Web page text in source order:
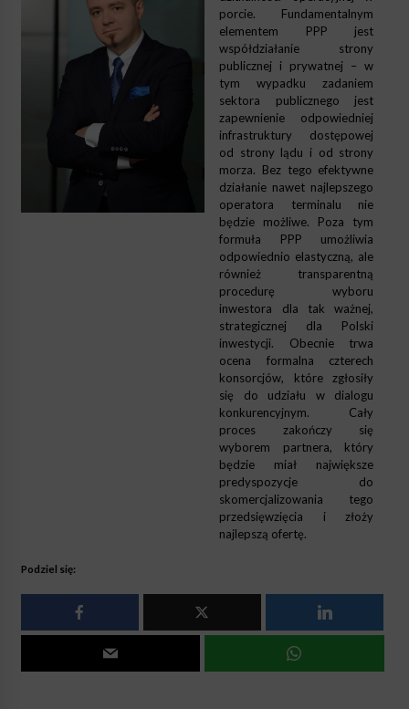
porcie. Fundamentalnym
elementem PPP jest
współdziałanie strony
publicznej i prywatnej – w
tym wypadku zadaniem
sektora publicznego jest
zapewnienie odpowiedniej
infrastruktury dostępowej
od strony lądu i od strony
morza. Bez tego efektywne
działanie nawet najlepszego
operatora terminalu nie
będzie możliwe. Poza tym
formuła PPP umożliwia
odpowiednio elastyczną, ale
również transparentną
procedurę wyboru
inwestora dla tak ważnej,
strategicznej dla Polski
inwestycji. Obecnie trwa
ocena formalna czterech
konsorcjów, które zgłosiły
się do udziału w dialogu
konkurencyjnym. Cały
proces zakończy się
wyborem partnera, który
będzie miał największe
predyspozycje do
skomercjalizowania tego
przedsięwzięcia i złoży
najlepszą ofertę.
Podziel się: